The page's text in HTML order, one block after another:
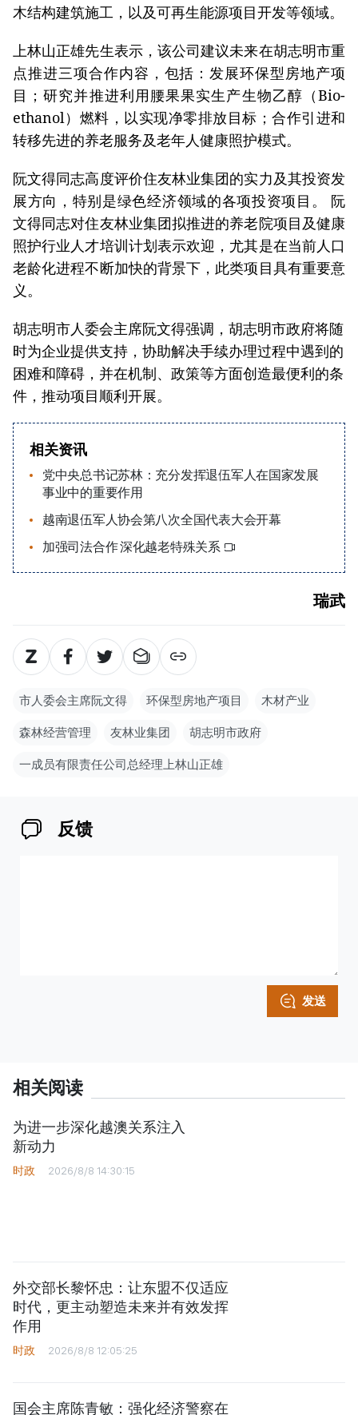
木结构建筑施工，以及可再生能源项目开发等领域。
上林山正雄先生表示，该公司建议未来在胡志明市重
点推进三项合作内容，包括：发展环保型房地产项
目；研究并推进利用腰果果实生产生物乙醇（Bio-
ethanol）燃料，以实现净零排放目标；合作引进和
转移先进的养老服务及老年人健康照护模式。
阮文得同志高度评价住友林业集团的实力及其投资发
展方向，特别是绿色经济领域的各项投资项目。 阮
文得同志对住友林业集团拟推进的养老院项目及健康
照护行业人才培训计划表示欢迎，尤其是在当前人口
老龄化进程不断加快的背景下，此类项目具有重要意
义。
胡志明市人委会主席阮文得强调，胡志明市政府将随
时为企业提供支持，协助解决手续办理过程中遇到的
困难和障碍，并在机制、政策等方面创造最便利的条
件，推动项目顺利开展。
相关资讯
党中央总书记苏林：充分发挥退伍军人在国家发展
事业中的重要作用
越南退伍军人协会第八次全国代表大会开幕
加强司法合作 深化越老特殊关系
瑞武
市人委会主席阮文得 环保型房地产项目 木材产业
森林经营管理 友林业集团 胡志明市政府
一成员有限责任公司总经理上林山正雄
反馈
发送
相关阅读
为进一步深化越澳关系注入
新动力
时政 2026/8/8 14:30:15
外交部长黎怀忠：让东盟不仅适应
时代，更主动塑造未来并有效发挥
作用
时政 2026/8/8 12:05:25
国会主席陈青敏：强化经济警察在